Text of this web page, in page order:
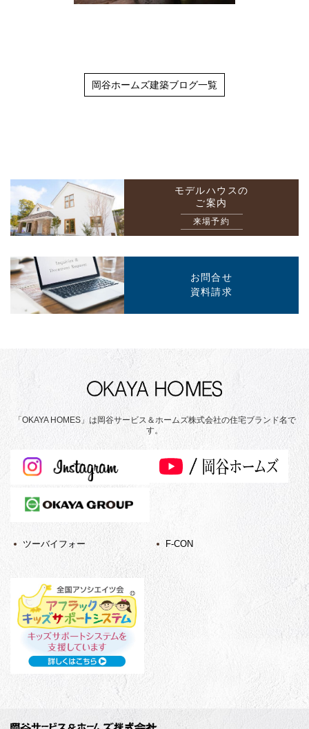
岡谷ホームズ建築ブログ一覧
モデルハウスの
ご案内
来場予約
お問合せ
資料請求
「OKAYA HOMES」は岡谷サービス＆ホームズ株式会社の住宅ブランド名で
す。
ツーバイフォー F-CON